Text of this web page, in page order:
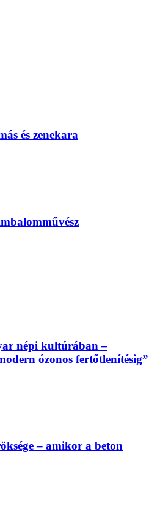
és zenekara
népi kultúrában –
ózonos fertőtlenítésig”
– amikor a beton